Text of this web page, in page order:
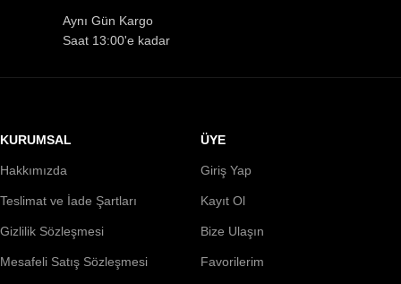
Aynı Gün Kargo
Saat 13:00'e kadar
KURUMSAL
Hakkımızda
Teslimat ve İade Şartları
Gizlilik Sözleşmesi
Mesafeli Satış Sözleşmesi
ÜYE
Giriş Yap
Kayıt Ol
Bize Ulaşın
Favorilerim